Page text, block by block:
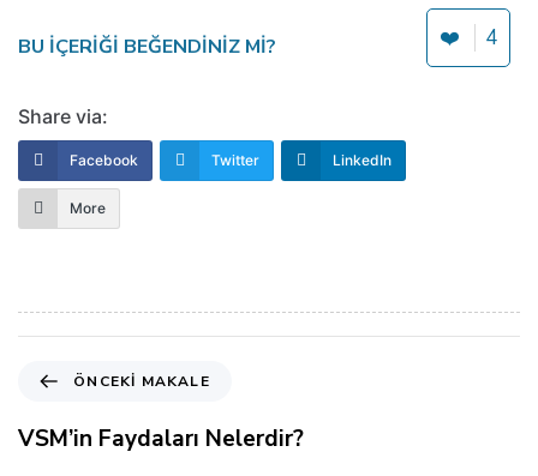
BU IÇERIĞI BEĞENDINIZ MI? ❤️ 4
Share via:
Facebook Twitter LinkedIn
More
c
e
ÖNCEKI MAKALE
VSM’in Faydaları Nelerdir?